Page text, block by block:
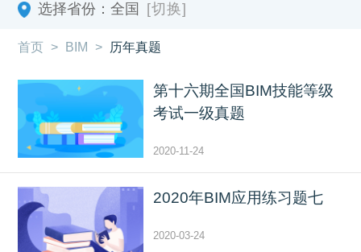
选择省份： 全国 [切换]
首页 > BIM > 历年真题
第十六期全国BIM技能等级
考试一级真题
2020-11-24
2020年BIM应用练习题七
2020-03-24